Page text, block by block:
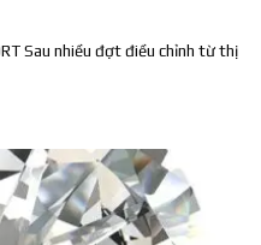
Sau nhiều đợt điều chỉnh từ thị